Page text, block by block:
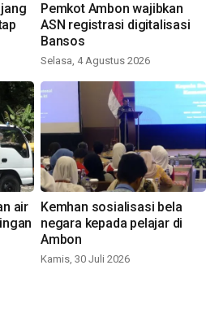
Pemkot Ambon wajibkan
ASN registrasi digitalisasi
Bansos
Selasa, 4 Agustus 2026
air
Kemhan sosialisasi bela
negara kepada pelajar di
Ambon
Kamis, 30 Juli 2026